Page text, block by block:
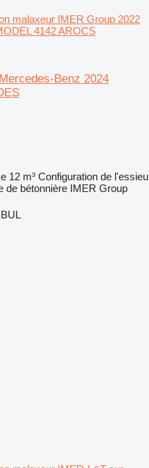
malaxeur IMER Group 2022
4142 AROCS
Benz 2024
12 m³ Configuration de l'essieu
de bétonnière IMER Group